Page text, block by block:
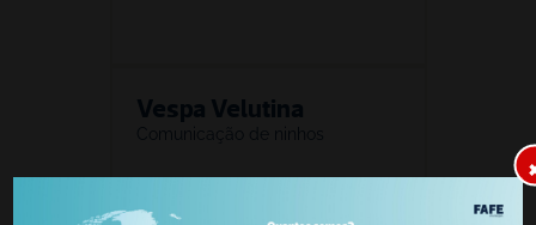
Vespa Velutina
Comunicação de ninhos